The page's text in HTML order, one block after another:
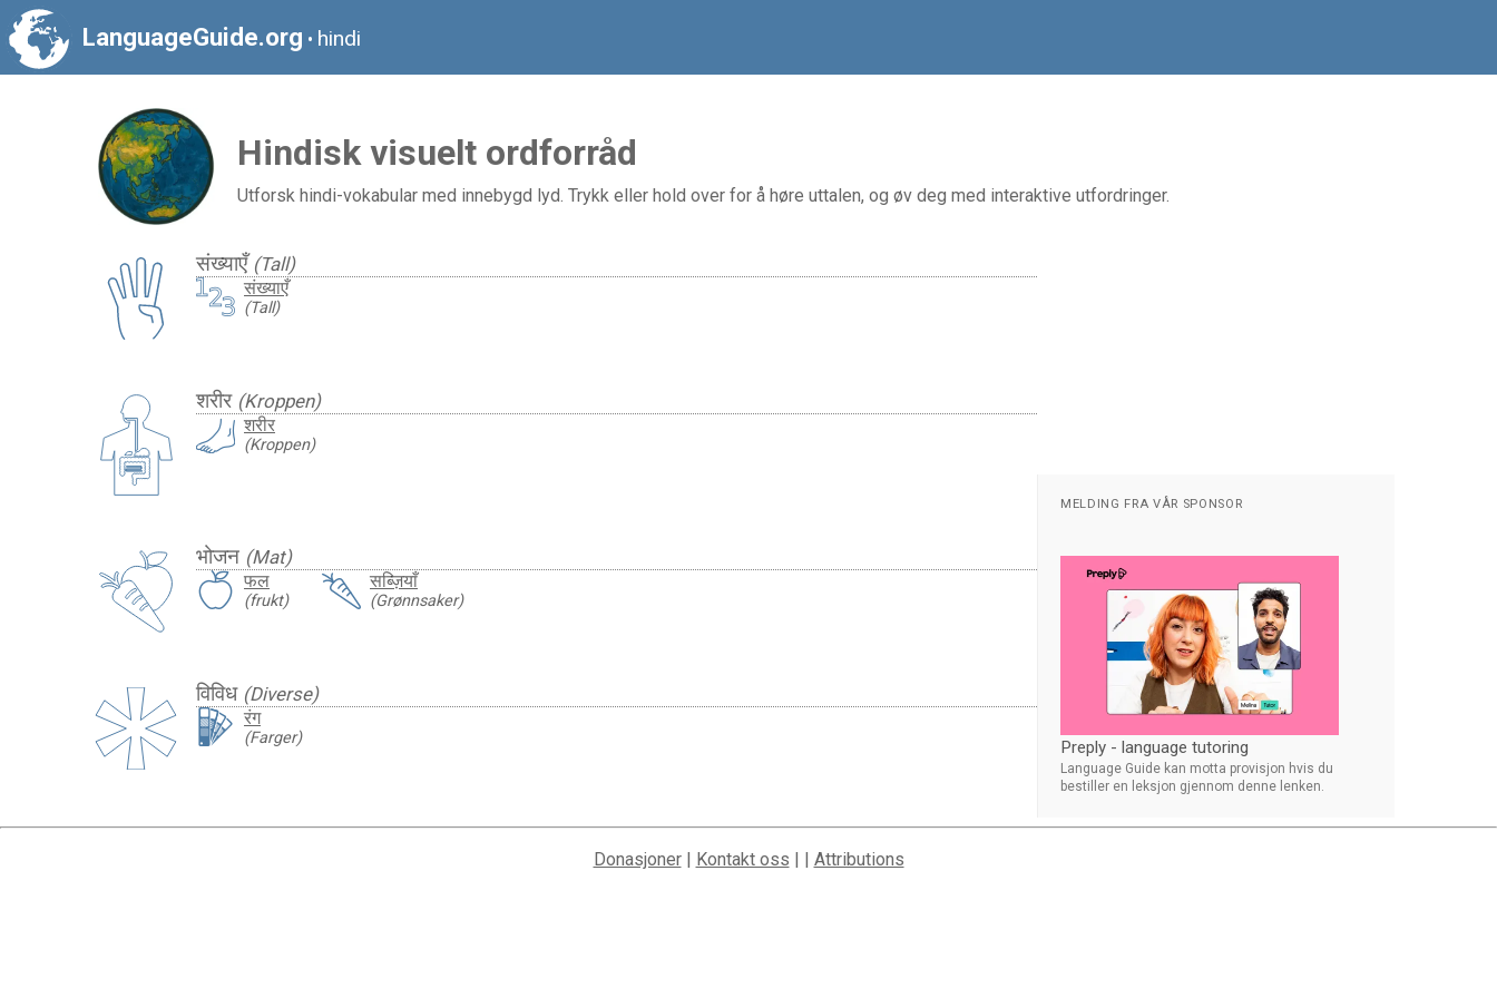
LanguageGuide.org • hindi
Hindisk visuelt ordforråd
Utforsk hindi-vokabular med innebygd lyd. Trykk eller hold over for å høre uttalen, og øv deg med interaktive utfordringer.
संख्याएँ (Tall)
संख्याएँ
(Tall)
शरीर (Kroppen)
शरीर
(Kroppen)
भोजन (Mat)
फल
(frukt)
सब्ज़ियाँ
(Grønnsaker)
विविध (Diverse)
रंग
(Farger)
MELDING FRA VÅR SPONSOR
Preply - language tutoring
Language Guide kan motta provisjon hvis du
bestiller en leksjon gjennom denne lenken.
Donasjoner| Kontakt oss | | Attributions